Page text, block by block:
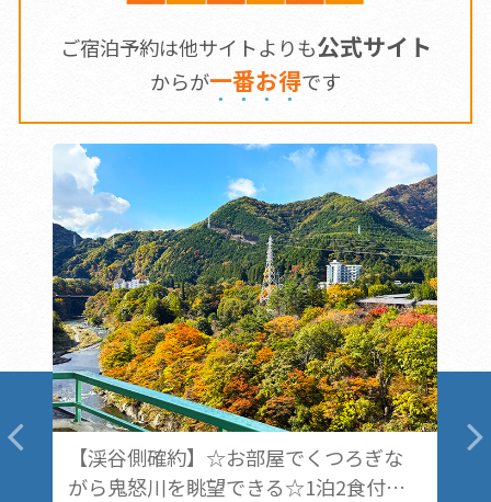
ご宿泊予約は他サイトよりも公式サイト
からが一番お得です
【夕食グレードアップ】1泊2食付会席
料理プラン！